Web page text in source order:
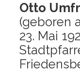
Otto
(gebo­ren
23. Mai